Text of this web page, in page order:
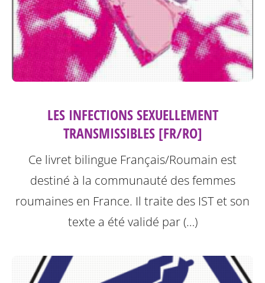
LES INFECTIONS SEXUELLEMENT
TRANSMISSIBLES [FR/RO]
Ce livret bilingue Français/Roumain est
destiné à la communauté des femmes
roumaines en France. Il traite des IST et son
texte a été validé par (…)